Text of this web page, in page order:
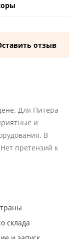
отзыв
Для Питера
и
В
претензий к
склада